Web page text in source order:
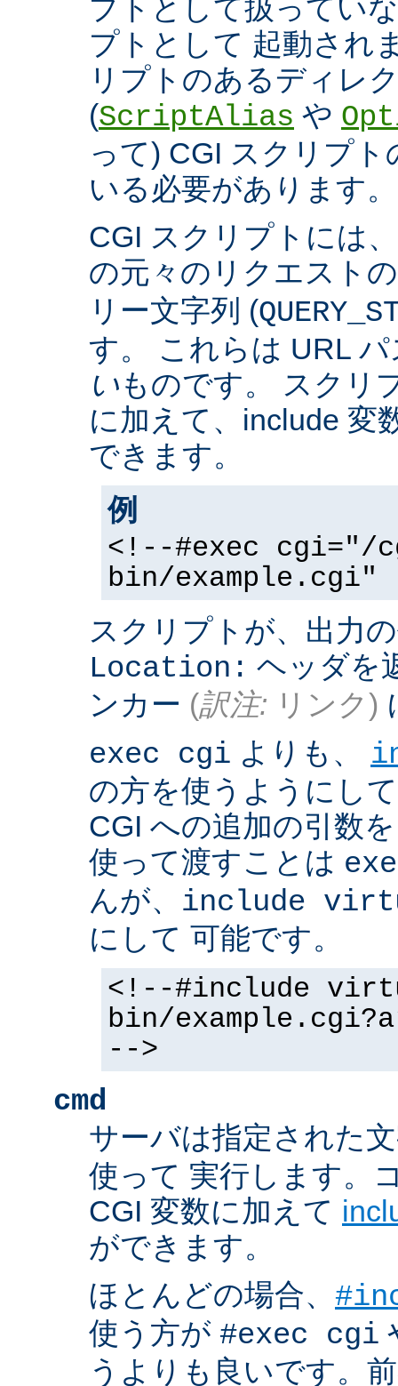
プトとして扱ってい
プトとして 起動され
リプトのあるディレ
(ScriptAlias や
って) CGI スクリプ
いる必要があります。
CGI スクリプトには
の元々のリクエスト
リー文字列 (
す。 これらは URL
いものです。 スクリ
に加えて、include 変
できます。
例
<!--#exec cgi="/
bin/example.cgi"
スクリプトが、出力
Location: ヘッダを
ンカー (訳注: リンク)
exec cgi よりも、
の方を使うようにし
CGI への追加の引数
使って渡すことは
んが、 include
にして 可能です。
<!--#include
bin/
-->
cmd
サーバは指定された
使って 実行します。
CGI 変数に加えて
ができます。
ほとんどの場合、
使う方が #exec cgi
うよりも良いです。